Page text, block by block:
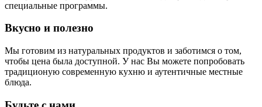
специальные программы.
Вкусно и полезно
Мы готовим из натуральных продуктов и заботимся о том,
чтобы цена была доступной. У нас Вы можете попробовать
традиционую современную кухню и аутентичные местные
блюда.